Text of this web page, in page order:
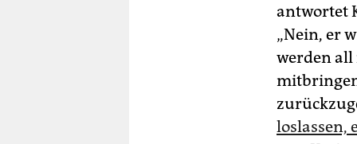
antwortet
„Nein, er
werden all
loslassen,